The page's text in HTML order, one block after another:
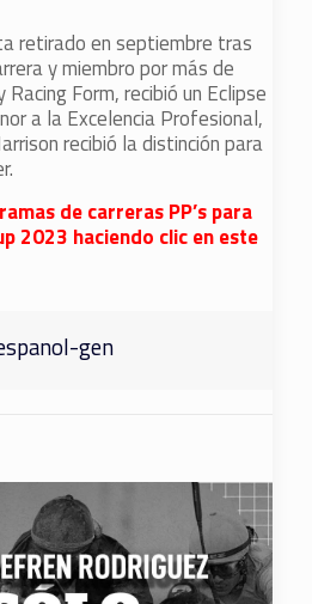
retirado en septiembre tras
y miembro por más de
Form, recibió un Eclipse
a la Excelencia Profesional,
recibió la distinción para
de carreras PP’s para
2023 haciendo clic en este
gen